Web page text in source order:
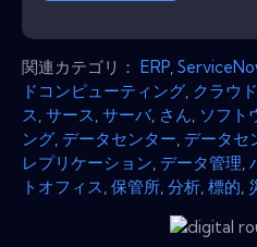
関連カテゴリ： ERP
ドコンピューティング クラウ
ス サース サーバ, さん ソフト
ング データセンター データセ
レプリケーション データ管理
トオフィス 保管所 分析 標的